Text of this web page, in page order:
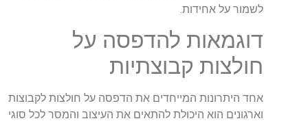
לשמור על אחידות.
דוגמאות להדפסה על
חולצות קבוצתיות
אחד היתרונות המייחדים את הדפסה על חולצות לקבוצות
וארגונים הוא היכולת להתאים את העיצוב והמסר לכל סוגי